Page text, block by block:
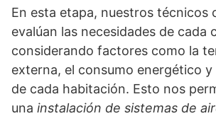
En esta etapa, nuestros técnicos
evalúan las necesidades de cada
considerando factores como la
externa, el consumo energético
de cada habitación. Esto nos
una instalación de sistemas de